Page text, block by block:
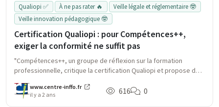
Qualiopi ✅ À ne pas rater 🔥
Veille légale et réglementaire 🤓
Veille innovation pédagogique 🤓
Certification Qualiopi : pour Compétences++,
exiger la conformité ne suffit pas
"Compétences++, un groupe de réflexion sur la formation
professionnelle, critique la certification Qualiopi et propose des
démarches de contrôle optimisées."
www.centre-inffo.fr
il y a 2 ans
616 0